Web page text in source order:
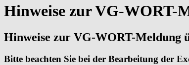
Hinweise zur VG-WORT-
Hinweise zur VG-WORT-Meldung
Bitte beachten Sie bei der Bearbeitung der